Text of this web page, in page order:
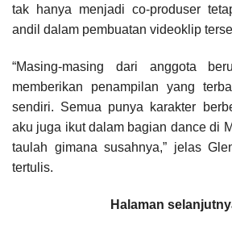
tak hanya menjadi co-produser
andil dalam pembuatan videoklip
“Masing-masing dari anggota
memberikan penampilan yang
sendiri. Semua punya karakter
aku juga ikut dalam bagian dance di
taulah gimana susahnya,” jelas
tertulis.
Halaman